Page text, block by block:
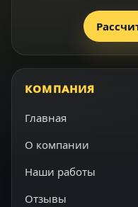
КОМПАНИЯ
Главная
О компании
Наши работы
Отзывы